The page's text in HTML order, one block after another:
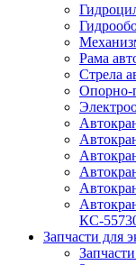
Рама
Стрела
Опорно-
КС-
Запчасти для